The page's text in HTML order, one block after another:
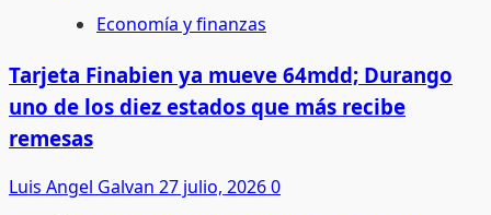
Economía y finanzas
Tarjeta Finabien ya mueve 64mdd; Durango
uno de los diez estados que más recibe
remesas
Luis Angel Galvan 27 julio, 20260